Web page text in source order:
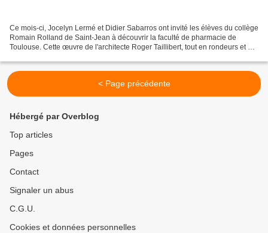
Ce mois-ci, Jocelyn Lermé et Didier Sabarros ont invité les élèves du collège
Romain Rolland de Saint-Jean à découvrir la faculté de pharmacie de
Toulouse. Cette œuvre de l'architecte Roger Taillibert, tout en rondeurs et en
< Page précédente
Hébergé par Overblog
Top articles
Pages
Contact
Signaler un abus
C.G.U.
Cookies et données personnelles